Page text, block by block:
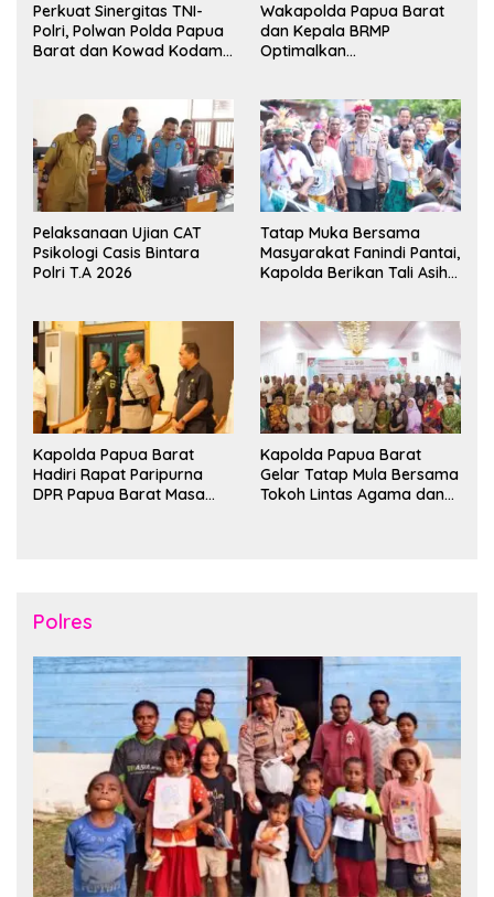
Perkuat Sinergitas TNI-
Polri, Polwan Polda Papua
Barat dan Kowad Kodam
Persahabatan
Wakapolda Papua Barat
dan Kepala BRMP
Optimalkan
Pangan Papua Barat
Pelaksanaan Ujian CAT
Psikologi Casis Bintara
Polri T.A 2026
Tatap Muka Bersama
Masyarakat Fanindi Pantai,
Kapolda Berikan Tali Asih
Kapolda Papua Barat
Hadiri Rapat Paripurna
DPR Papua Barat Masa
Kapolda Papua Barat
Gelar Tatap Mula Bersama
Tokoh Lintas Agama dan
Polres